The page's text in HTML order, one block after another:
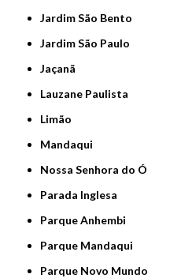
Jardim São Bento
Jardim São Paulo
Jaçanã
Lauzane Paulista
Limão
Mandaqui
Nossa Senhora do Ó
Parada Inglesa
Parque Anhembi
Parque Mandaqui
Parque Novo Mundo